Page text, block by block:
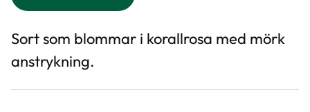
Sort som blommar i korallrosa med mörk
anstrykning.